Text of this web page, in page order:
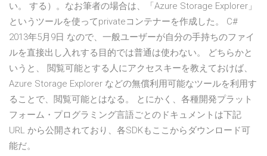
い。 する）。なお筆者の場合は、「Azure Storage Explorer」
というツールを使ってprivateコンテナーを作成した。 C#
2013年5月9日 なので、一般ユーザーが自分の手持ちのファイ
ルを直接出し入れする目的では普通は使わない。 どちらかと
いうと、 閲覧可能とする人にアクセスキーを教えておけば、
Azure Storage Explorer などの無償利用可能なツールを利用す
ることで、閲覧可能とはなる。 とにかく、各種開発プラット
フォーム・プログラミング言語ごとのドキュメントは下記
URL から公開されており、各SDKもここからダウンロード可
能だ。